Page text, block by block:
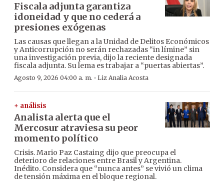
Fiscala adjunta garantiza
idoneidad y que no cederá a
presiones exógenas
Las causas que llegan a la Unidad de Delitos Económicos
y Anticorrupción no serán rechazadas “in límine” sin
una investigación previa, dijo la reciente designada
fiscala adjunta. Su lema es trabajar a “puertas abiertas”.
Agosto 9, 2026 04:00 a. m. · Liz Analia Acosta
+ análisis
Analista alerta que el
Mercosur atraviesa su peor
momento político
Crisis. Mario Paz Castaing dijo que preocupa el
deterioro de relaciones entre Brasil y Argentina.
Inédito. Considera que “nunca antes” se vivió un clima
de tensión máxima en el bloque regional.